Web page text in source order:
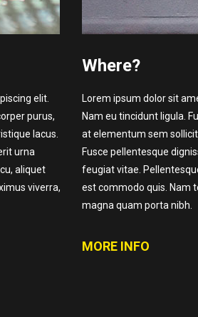
elit.
purus,
lacus.
urna
aliquet
viverra,
Where?
Lorem ipsum dolor sit
Nam eu tincidunt ligula.
at elementum sem
Fusce pellentesque
feugiat vitae.
est commodo quis. Nam
magna quam porta nibh.
MORE INFO